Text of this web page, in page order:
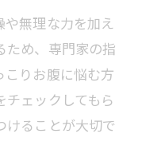
単ストレッチ
つ壁を使った整
無理な力を加え
ため、専門家の指
りお腹に悩む方
ェックしてもら
けることが大切で